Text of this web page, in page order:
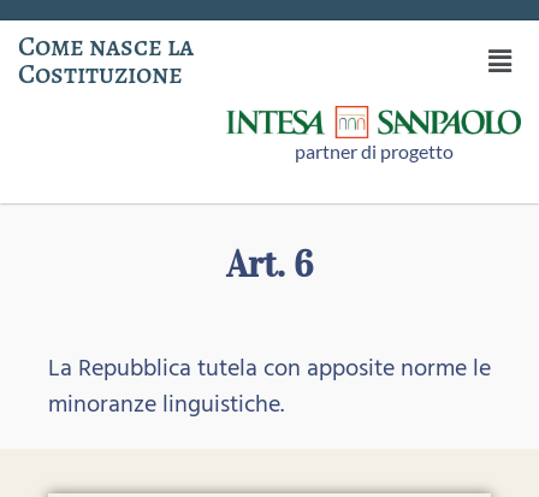
Come nasce la
Costituzione
partner di progetto
Art. 6
La Repubblica tutela con apposite norme le
minoranze linguistiche.